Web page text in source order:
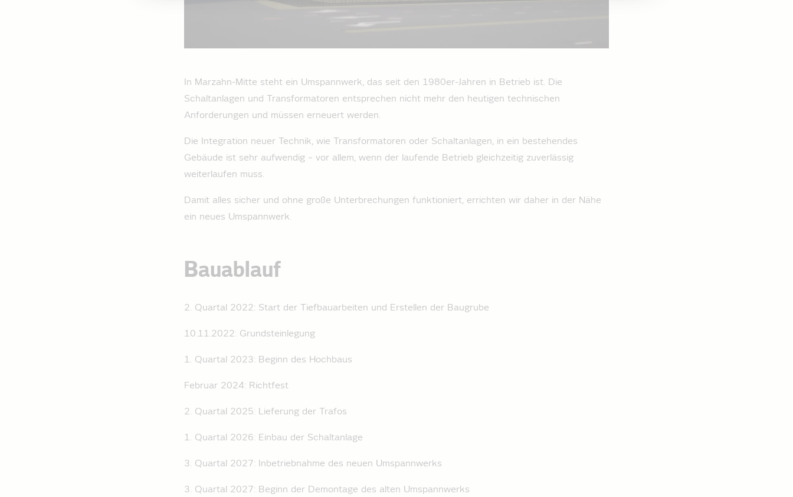
In Marzahn-Mitte steht ein Umspannwerk, das seit den 1980er-Jahren in Betrieb ist. Die
Schaltanlagen und Transformatoren entsprechen nicht mehr den heutigen technischen
Anforderungen und müssen erneuert werden.
Die Integration neuer Technik, wie Transformatoren oder Schaltanlagen, in ein bestehendes
Gebäude ist sehr aufwendig – vor allem, wenn der laufende Betrieb gleichzeitig zuverlässig
weiterlaufen muss.
Damit alles sicher und ohne große Unterbrechungen funktioniert, errichten wir daher in der Nähe
ein neues Umspannwerk.
Bauablauf
2. Quartal 2022: Start der Tiefbauarbeiten und Erstellen der Baugrube
10.11.2022: Grundsteinlegung
1. Quartal 2023: Beginn des Hochbaus
Februar 2024: Richtfest
2. Quartal 2025: Lieferung der Trafos
1. Quartal 2026: Einbau der Schaltanlage
3. Quartal 2027: Inbetriebnahme des neuen Umspannwerks
3. Quartal 2027: Beginn der Demontage des alten Umspannwerks